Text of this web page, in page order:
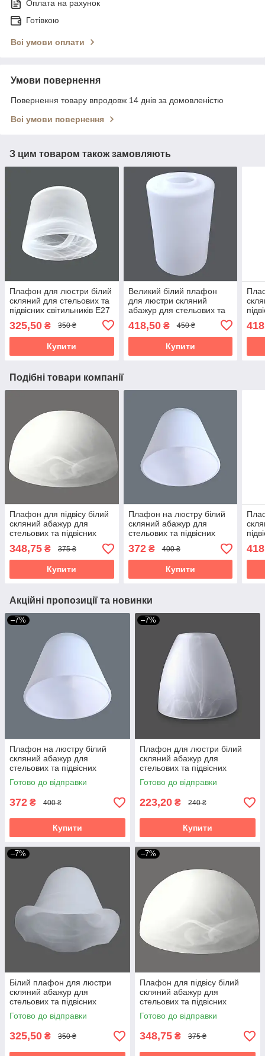
Оплата на рахунок
Готівкою
Всі умови оплати
Умови повернення
Повернення товару впродовж 14 днів за домовленістю
Всі умови повернення
З цим товаром також замовляють
Плафон для люстри білий
скляний для стельових та
підвісних світильників Е27
325,50 ₴ 350 ₴
Купити
Великий білий плафон
для люстри скляний
абажур для стельових та
підвісних світильників Е27
418,50₴ 450 ₴
Купити
Подібні товари компанії
Плафон для підвісу білий
скляний абажур для
стельових та підвісних
світильників Е27
348,75 ₴ 375 ₴
Купити
Плафон на люстру білий
скляний абажур для
стельових та підвісних
світильників Е27
372₴ 400 ₴
Купити
Акційні пропозиції та новинки
–7%
Плафон на люстру білий
скляний абажур для
стельових та підвісних
світильників Е27
Готово до відправки
372 ₴ 400 ₴
Купити
–7%
Плафон для люстри білий
скляний абажур для
стельових та підвісних
світильників Е27
Готово до відправки
223,20 ₴ 240 ₴
Купити
–7%
Білий плафон для люстри
скляний абажур для
стельових та підвісних
світильників квітка Е27
Готово до відправки
325,50 ₴ 350 ₴
–7%
Плафон для підвісу білий
скляний абажур для
стельових та підвісних
світильників Е27
Готово до відправки
348,75 ₴ 375 ₴